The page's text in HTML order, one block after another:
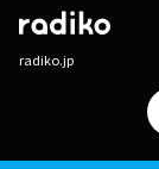
radiko.jp